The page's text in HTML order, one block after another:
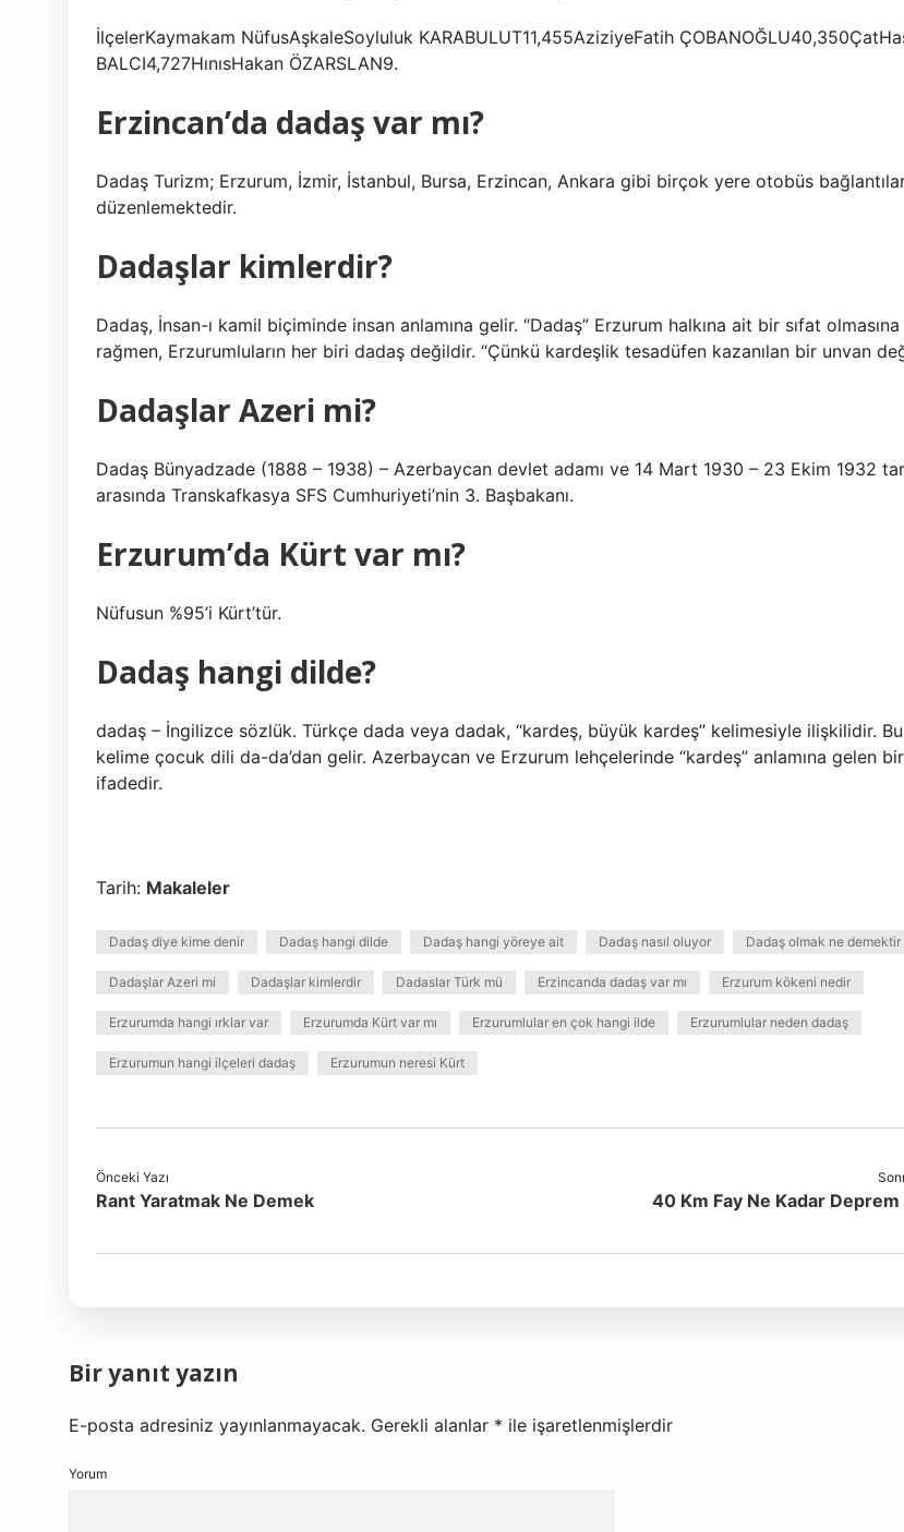
İlçelerKaymakam NüfusAşkaleSoyluluk KARABULUT11,455AziziyeFatih
BALCI4,727HınısHakan ÖZARSLAN9.
Erzincan’da dadaş var mı?
Dadaş Turizm; Erzurum, İzmir, İstanbul, Bursa, Erzincan, Ankara gibi birçok yere otobüs
düzenlemektedir.
Dadaşlar kimlerdir?
Dadaş, İnsan-ı kamil biçiminde insan anlamına gelir. “Dadaş” Erzurum halkına ait bir sıfat olmasına
rağmen, Erzurumluların her biri dadaş değildir. “Çünkü kardeşlik tesadüfen kazanılan bir unvan
Dadaşlar Azeri mi?
Dadaş Bünyadzade (1888 – 1938) – Azerbaycan devlet adamı ve 14 Mart 1930 – 23 Ekim 1932
arasında Transkafkasya SFS Cumhuriyeti’nin 3. Başbakanı.
Erzurum’da Kürt var mı?
Nüfusun %95’i Kürt’tür.
Dadaş hangi dilde?
dadaş – İngilizce sözlük. Türkçe dada veya dadak, “kardeş, büyük kardeş” kelimesiyle ilişkilidir. Bu
kelime çocuk dili da-da’dan gelir. Azerbaycan ve Erzurum lehçelerinde “kardeş” anlamına gelen bir
ifadedir.
Tarih: Makaleler
Dadaş diye kime denir Dadaş hangi dilde Dadaş hangi yöreye ait Dadaş nasıl oluyor Dadaş olmak ne demektir
Dadaşlar Azeri mi Dadaşlar kimlerdir Dadaslar Türk mü Erzincanda dadaş var mı Erzurum kökeni nedir
Erzurumda hangi ırklar var Erzurumda Kürt var mı Erzurumlular en çok hangi ilde Erzurumlular neden dadaş
Erzurumun hangi ilçeleri dadaş Erzurumun neresi Kürt
Önceki Yazı
Rant Yaratmak Ne Demek 40 Km Fay Ne Kadar
Bir yanıt yazın
E-posta adresiniz yayınlanmayacak. Gerekli alanlar * ile işaretlenmişlerdir
Yorum